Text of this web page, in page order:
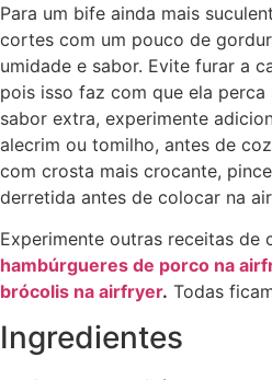
Para um bife ainda mais
cortes com um pouco de
umidade e sabor. Evite furar a
pois isso faz com que ela perca
sabor extra, experimente
alecrim ou tomilho, antes de
com crosta mais crocante,
derretida antes de colocar na
Experimente outras receitas de
hambúrgueres de porco na
brócolis na airfryer. Todas
Ingredientes